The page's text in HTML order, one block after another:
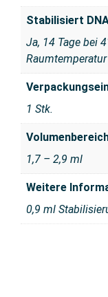
Stabilisiert
Ja, 14 Tage bei
Raumtemperatur
1 Stk.
1,7 – 2,9 ml
Weitere
0,9 ml